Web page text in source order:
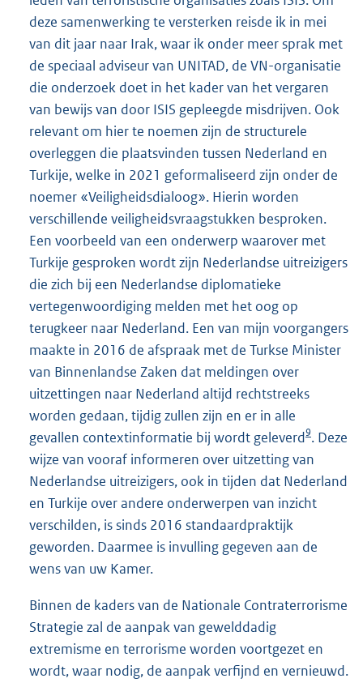
deze samenwerking te versterken reisde ik in mei
van dit jaar naar Irak, waar ik onder meer sprak met
de speciaal adviseur van UNITAD, de VN-organisatie
die onderzoek doet in het kader van het vergaren
van bewijs van door ISIS gepleegde misdrijven. Ook
relevant om hier te noemen zijn de structurele
overleggen die plaatsvinden tussen Nederland en
Turkije, welke in 2021 geformaliseerd zijn onder de
noemer «Veiligheidsdialoog». Hierin worden
verschillende veiligheidsvraagstukken besproken.
Een voorbeeld van een onderwerp waarover met
Turkije gesproken wordt zijn Nederlandse uitreizigers
die zich bij een Nederlandse diplomatieke
vertegenwoordiging melden met het oog op
terugkeer naar Nederland. Een van mijn voorgangers
maakte in 2016 de afspraak met de Turkse Minister
van Binnenlandse Zaken dat meldingen over
uitzettingen naar Nederland altijd rechtstreeks
worden gedaan, tijdig zullen zijn en er in alle
gevallen contextinformatie bij wordt geleverd9. Deze
wijze van vooraf informeren over uitzetting van
Nederlandse uitreizigers, ook in tijden dat Nederland
en Turkije over andere onderwerpen van inzicht
verschilden, is sinds 2016 standaardpraktijk
geworden. Daarmee is invulling gegeven aan de
wens van uw Kamer.
Binnen de kaders van de Nationale Contraterrorisme
Strategie zal de aanpak van gewelddadig
extremisme en terrorisme worden voortgezet en
wordt, waar nodig, de aanpak verfijnd en vernieuwd.